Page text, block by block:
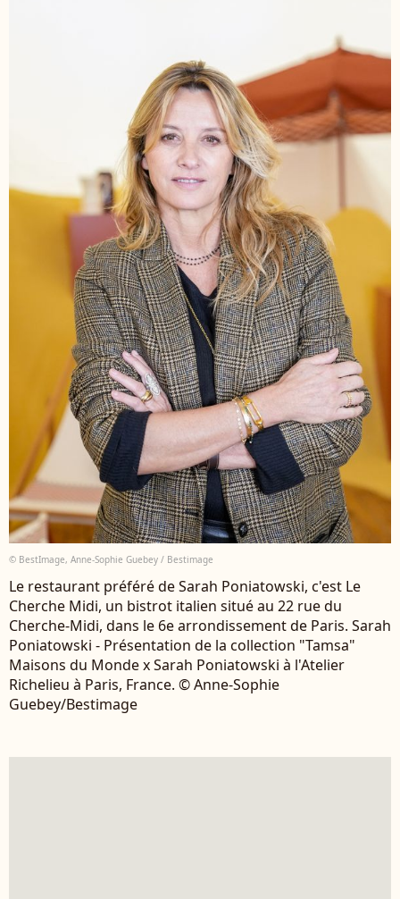
© BestImage, Anne-Sophie Guebey / Bestimage
Le restaurant préféré de Sarah Poniatowski, c'est Le
Cherche Midi, un bistrot italien situé au 22 rue du
Cherche-Midi, dans le 6e arrondissement de Paris. Sarah
Poniatowski - Présentation de la collection "Tamsa"
Maisons du Monde x Sarah Poniatowski à l'Atelier
Richelieu à Paris, France. © Anne-Sophie
Guebey/Bestimage